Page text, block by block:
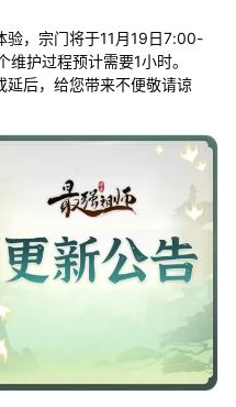
验，宗门将于11月19日7:00-
护过程预计需要1小时。
延后，给您带来不便敬请谅